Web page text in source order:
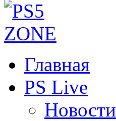
Главная
PS Live
Новости